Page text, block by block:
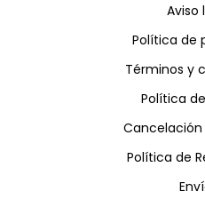
Aviso
Política de
Términos y
Política
Política de